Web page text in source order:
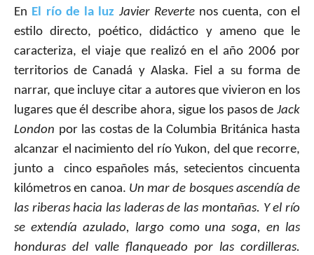
En El río de la luz Javier Reverte nos cuenta, con el
estilo directo, poético, didáctico y ameno que le
caracteriza, el viaje que realizó en el año 2006 por
territorios de Canadá y Alaska. Fiel a su forma de
narrar, que incluye citar a autores que vivieron en los
lugares que él describe ahora, sigue los pasos de Jack
London por las costas de la Columbia Británica hasta
alcanzar el nacimiento del río Yukon, del que recorre,
junto a
cinco españoles más, setecientos cincuenta
kilómetros en canoa. Un mar de bosques ascendía de
las riberas hacia las laderas de las montañas. Y el río
se extendía azulado, largo como una soga, en las
honduras del valle flanqueado por las cordilleras.